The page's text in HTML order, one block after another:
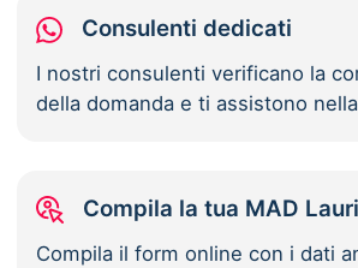
Consulenti dedicati
I nostri consulenti verificano la
della domanda e ti assistono
Compila la tua MAD
Compila il form online con i dati